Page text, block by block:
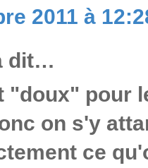
2011 à
dit…
"doux" pour
on s'y
ce